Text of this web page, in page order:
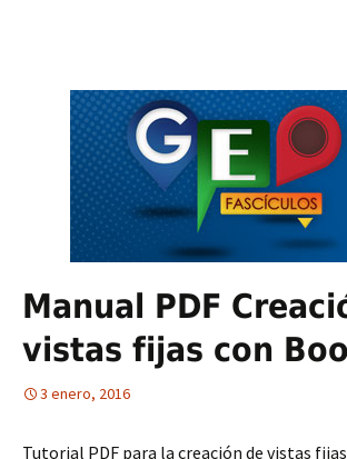
Manual PDF
vistas fijas con
3 enero, 2016
Tutorial PDF para la creación de vistas fijas